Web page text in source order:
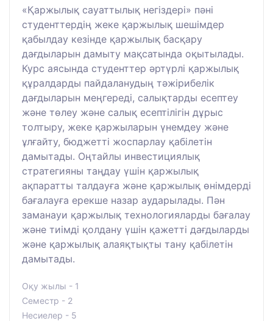
«Қаржылық сауаттылық негіздері» пәні
студенттердің жеке қаржылық шешімдер
қабылдау кезінде қаржылық басқару
дағдыларын дамыту мақсатында оқытылады.
Курс аясында студенттер әртүрлі қаржылық
құралдарды пайдаланудың тәжірибелік
дағдыларын меңгереді, салықтарды есептеу
және төлеу және салық есептілігін дұрыс
толтыру, жеке қаржыларын үнемдеу және
ұлғайту, бюджетті жоспарлау қабілетін
дамытады. Оңтайлы инвестициялық
стратегияны таңдау үшін қаржылық
ақпаратты талдауға және қаржылық өнімдерді
бағалауға ерекше назар аударылады. Пән
заманауи қаржылық технологияларды бағалау
және тиімді қолдану үшін қажетті дағдыларды
және қаржылық алаяқтықты тану қабілетін
дамытады.
Оқу жылы - 1
Семестр - 2
Несиелер - 5